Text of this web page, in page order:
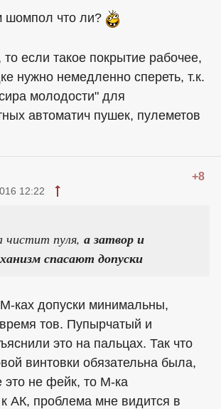
шомпол что ли?
то если такое покрытие рабочее,
нужно немедленно спереть, т.к.
молодости" для
автоматич пушек, пулеметов
+8
12:22
чистит пуля, а затвор и
спасают допуски
ках допуски минимальны,
тов. Пупырчатый и
это на пальцах. Так что
винтовки обязательна была,
это не фейк, то М-ка
АК, проблема мне видится в